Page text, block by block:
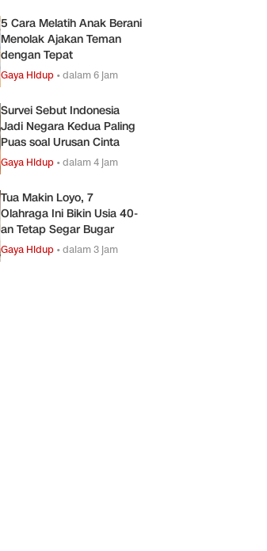
5 Cara Melatih Anak Berani
Menolak Ajakan Teman
dengan Tepat
Gaya Hidup •dalam 6 jam
Survei Sebut Indonesia
Jadi Negara Kedua Paling
Puas soal Urusan Cinta
Gaya Hidup •dalam 4 jam
Tua Makin Loyo, 7
Olahraga Ini Bikin Usia 40-
an Tetap Segar Bugar
Gaya Hidup •dalam 3 jam